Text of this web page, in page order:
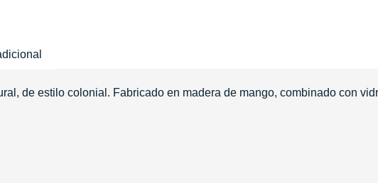
de estilo colonial. Fabricado en madera de mango, combinado con